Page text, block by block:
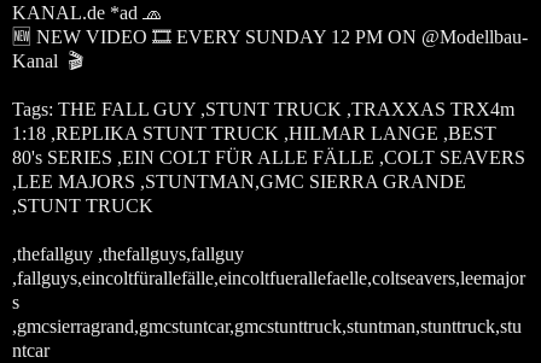
KANAL.de *ad 🧢
🆕 NEW VIDEO 🎞️ EVERY SUNDAY 12 PM ON @Modellbau-
Kanal 🎬
Tags: THE FALL GUY ,STUNT TRUCK ,TRAXXAS TRX4m
1:18 ,REPLIKA STUNT TRUCK ,HILMAR LANGE ,BEST
80's SERIES ,EIN COLT FÜR ALLE FÄLLE ,COLT SEAVERS
,LEE MAJORS ,STUNTMAN,GMC SIERRA GRANDE
,STUNT TRUCK
,thefallguy ,thefallguys,fallguy
,fallguys,eincoltfürallefälle,eincoltfuerallefaelle,coltseavers,leemajor
s
,gmcsierragrand,gmcstuntcar,gmcstunttruck,stuntman,stunttruck,stu
ntcar